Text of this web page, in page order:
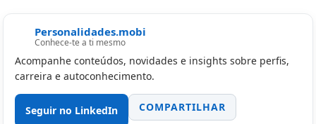
Personalidades.mobi
Conhece-te a ti mesmo
Acompanhe conteúdos, novidades e insights sobre perfis,
carreira e autoconhecimento.
Seguir no LinkedIn COMPARTILHAR